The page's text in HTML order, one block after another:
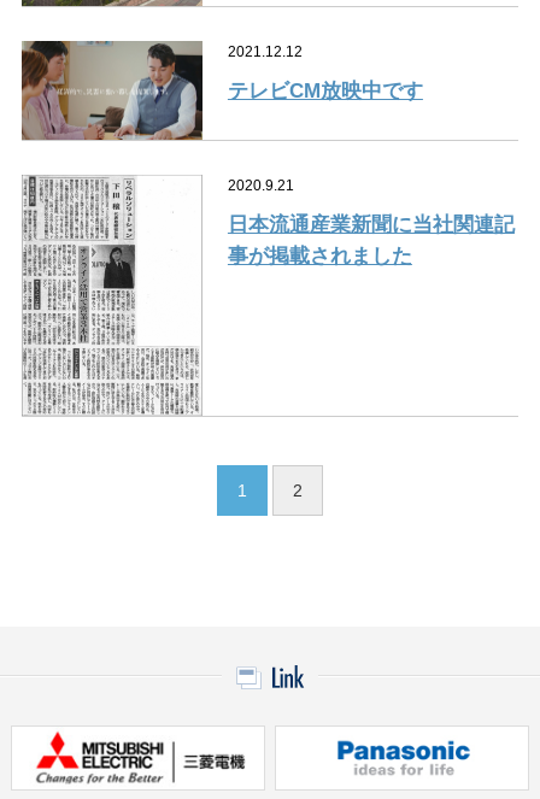
2021.12.12
テレビCM放映中です
2020.9.21
日本流通産業新聞に当社関連記
事が掲載されました
1 2